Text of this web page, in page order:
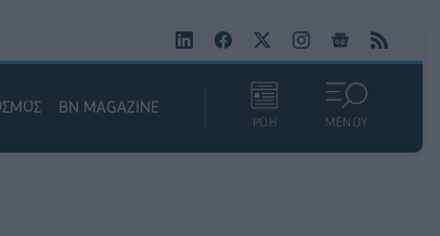
BN MAGAZINE
ΡΟΗ ΜΕΝΟΥ